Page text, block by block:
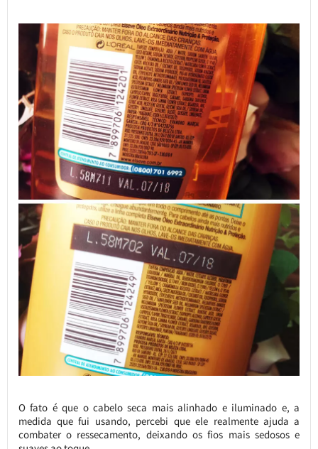
O fato é que o cabelo seca mais alinhado e iluminado e, a
medida que fui usando, percebi que ele realmente ajuda a
combater o ressecamento, deixando os fios mais sedosos e